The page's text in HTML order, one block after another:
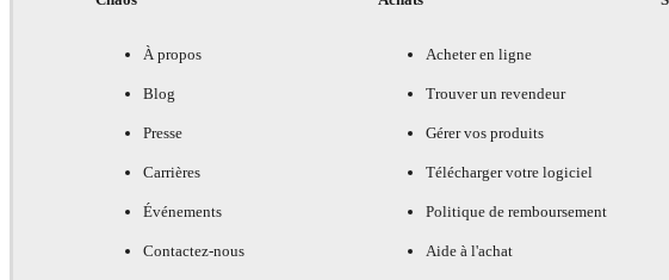
À propos
Blog
Presse
Carrières
Événements
Contactez-nous
Acheter en ligne
Trouver un revendeur
Gérer vos produits
Télécharger votre logiciel
Politique de remboursement
Aide à l'achat